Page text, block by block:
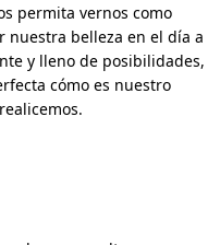
permita vernos como
nuestra belleza en el día a
y lleno de posibilidades,
cómo es nuestro